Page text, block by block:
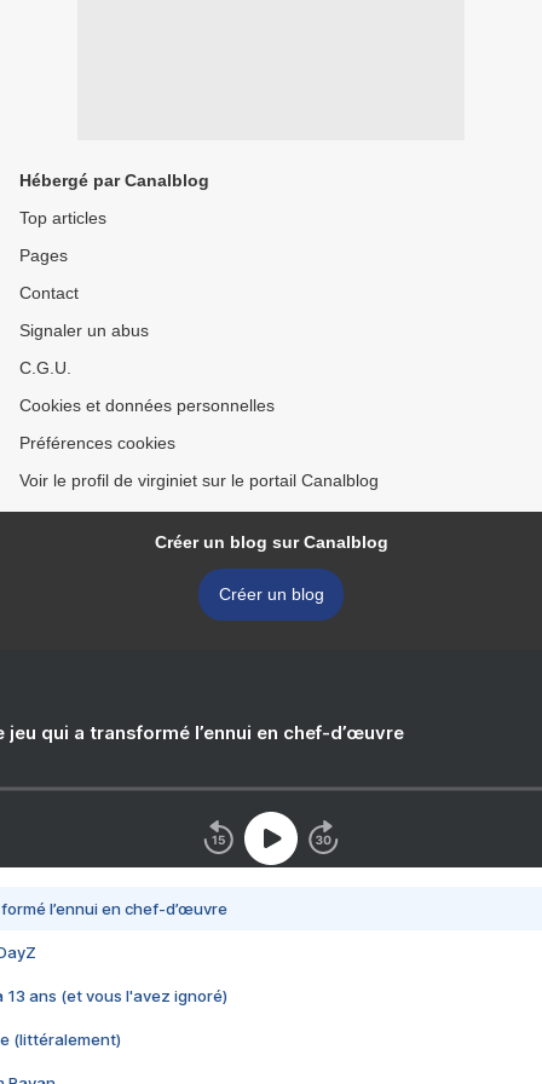
Hébergé par Canalblog
Top articles
Pages
Contact
Signaler un abus
C.G.U.
Cookies et données personnelles
Préférences cookies
Voir le profil de virginiet sur le portail Canalblog
Créer un blog sur Canalblog
Créer un blog
jeu qui a transformé l’ennui en chef-d’œuvre
l’ennui en chef-d’œuvre
13 ans (et vous l'avez ignoré)
(littéralement)